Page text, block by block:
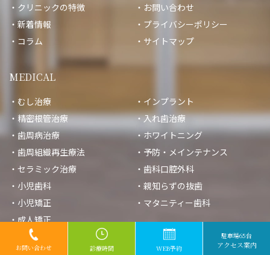
お問い合わせ 診療時間 WEB予約
駐車場65台
アクセス案内
クリニックの特徴
新着情報
コラム
お問い合わせ
プライバシーポリシー
サイトマップ
MEDICAL
むし治療
精密根管治療
歯周病治療
歯周組織再生療法
セラミック治療
小児歯科
小児矯正
成人矯正
インプラント
入れ歯治療
ホワイトニング
予防・メインテナンス
歯科口腔外科
親知らずの抜歯
マタニティー歯科
© ないとうファミリー歯科クリニック｜九大学研都市駅の歯医者